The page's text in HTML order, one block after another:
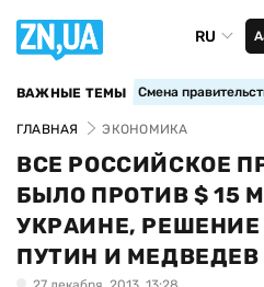
RU
ВАЖНЫЕ ТЕМЫ Смена
ГЛАВНАЯ ЭКОНОМИКА
ВСЕ РОССИЙСКОЕ
БЫЛО ПРОТИВ $ 15
УКРАИНЕ,
ПУТИН И МЕДВЕДЕВ